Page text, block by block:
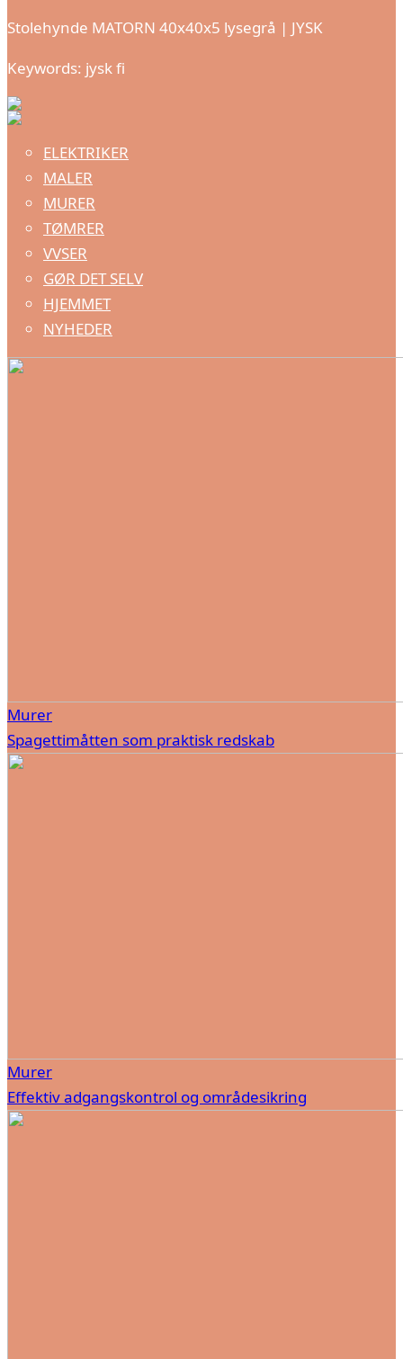
Stolehynde MATORN 40x40x5 lysegrå | JYSK
Keywords: jysk fi
ELEKTRIKER
MALER
MURER
TØMRER
VVSER
GØR DET SELV
HJEMMET
NYHEDER
Murer
Spagettimåtten som praktisk redskab
Murer
Effektiv adgangskontrol og områdesikring